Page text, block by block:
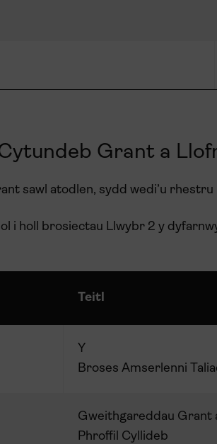
Grant a
sawl atodlen, sydd wedi’u rhestru
i holl brosiectau Llwybr 2 y
Teitl
Y
Broses Amserlenni
Gweithgareddau Grant
Phroffil Cyllideb